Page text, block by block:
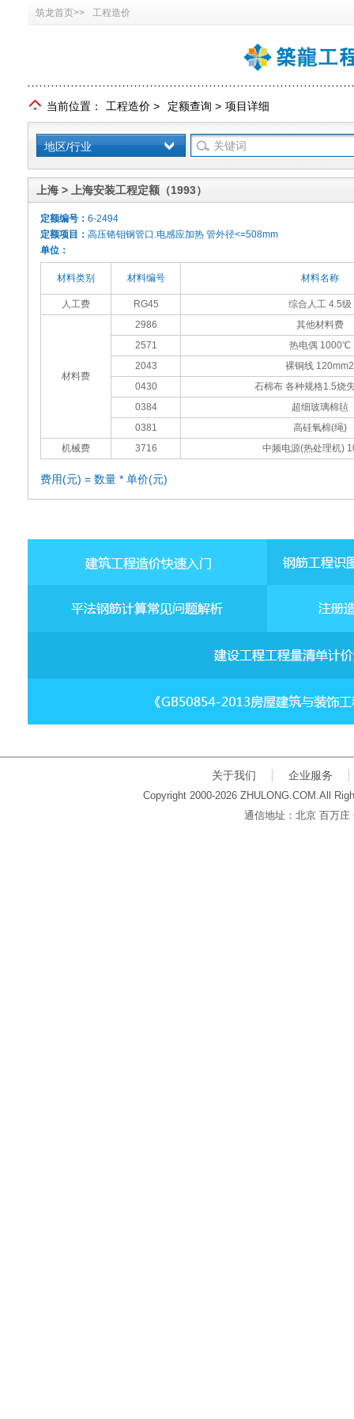
筑龙首页>> 工程造价
当前位置： 工程造价 > 定额查询 > 项目详细
地区/行业
上海 > 上海安装工程定额（1993）
定额编号： 6-2494
定额项目： 高压铬钼钢管口.电感应加热 管外径<=508mm
单位：
材料类别 材料编号 材料名称
人工费 RG45 综合人工 4.5级
材料费
2986
其他材料费
2571
热电偶 1000℃
2043
裸铜线 120mm2
0430
石棉布 各种规格1.5烧
0384
超细玻璃棉毡
0381
高硅氧棉(绳)
机械费
3716 中频电源(热处理机)
费用(元) = 数量 * 单价(元)
关于我们 企业服务
Copyright 2000-2026 ZHULONG.COM.All
通信地址：北京 百万